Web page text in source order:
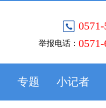
举报电话：
专题 小记者